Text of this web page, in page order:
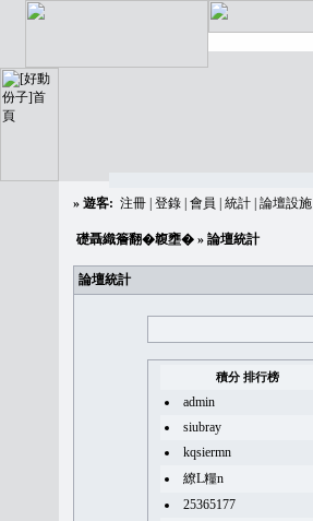
» 遊客: 注冊 登錄 會員 統計 論壇設施
礎聶織簷翻�䪖壅� » 論壇統計
論壇統計
積分 排行榜
admin
siubray
kqsiermn
繚L糧n
25365177